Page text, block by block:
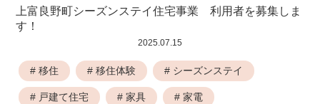
上富良野町シーズンステイ住宅事業 利用者を募集しま
す！
2025.07.15
# 移住 # 移住体験 # シーズンステイ
# 戸建て住宅 # 家具 # 家電